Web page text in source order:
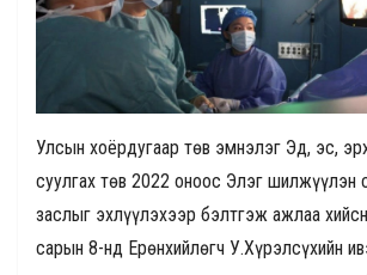
Улсын хоёрдугаар төв эмнэлэг Эд, эс,
суулгах төв 2022 оноос Элэг шилжүүлэн
заслыг эхлүүлэхээр бэлтгэж ажлаа
сарын 8-нд Ерөнхийлөгч У.Хүрэлсүхийн